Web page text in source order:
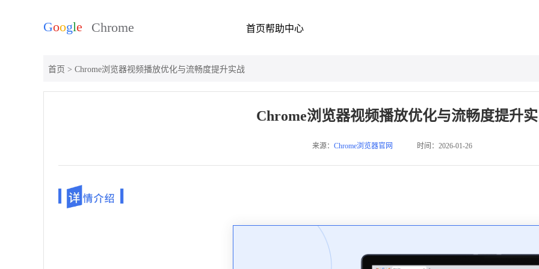
首页帮助中心
首页 > Chrome浏览器视频播放优化与流畅度提升实战
Chrome浏览器视频播放优化与流畅度提升
来源： Chrome浏览器官网 时间：2026-01-26